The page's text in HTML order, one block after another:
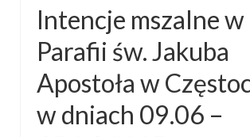
Pielęgnacja drzew
Galerie 2018
Intencje mszalne w
Parafii św. Jakuba
Apostoła w
w dniach 09.06 –